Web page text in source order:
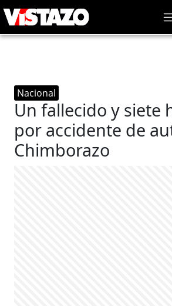
Nacional
Un fallecido y siete
por accidente de
Chimborazo